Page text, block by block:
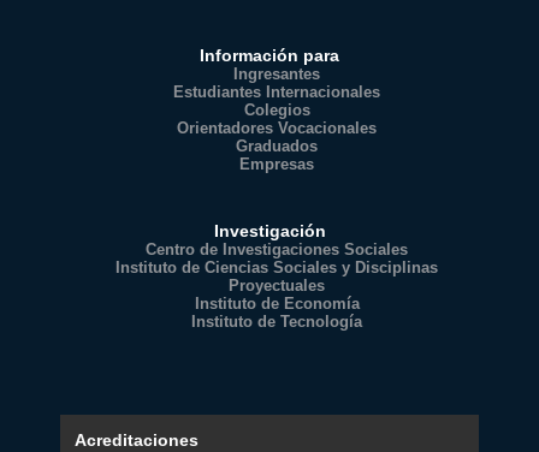
Información para
Ingresantes
Estudiantes Internacionales
Colegios
Orientadores Vocacionales
Graduados
Empresas
Investigación
Centro de Investigaciones Sociales
Instituto de Ciencias Sociales y Disciplinas
Proyectuales
Instituto de Economía
Instituto de Tecnología
Acreditaciones